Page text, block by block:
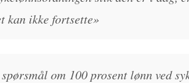
kan ikke fortsette»
spørsmål om 100 prosent lønn ved